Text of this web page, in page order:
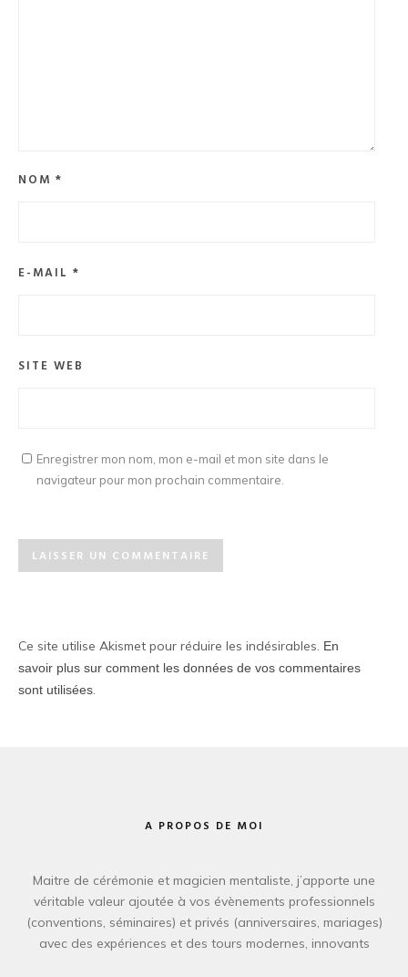
NOM *
E-MAIL *
SITE WEB
Enregistrer mon nom, mon e-mail et mon site dans le
navigateur pour mon prochain commentaire.
Ce site utilise Akismet pour réduire les indésirables. En
savoir plus sur comment les données de vos commentaires
sont utilisées
A PROPOS DE MOI
Maitre de cérémonie et magicien mentaliste, j’apporte une
véritable valeur ajoutée à vos évènements professionnels
(conventions, séminaires) et privés (anniversaires, mariages)
avec des expériences et des tours modernes, innovants